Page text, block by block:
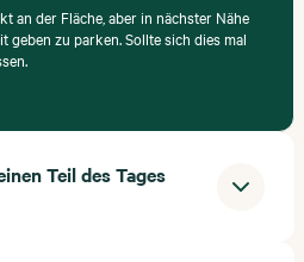
an der Fläche, aber in nächster Nähe
geben zu parken. Sollte sich dies mal
Teil des Tages